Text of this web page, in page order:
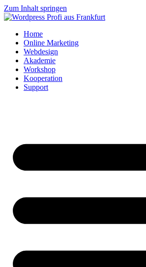
Zum Inhalt springen
Home
Online Marketing
Webdesign
Akademie
Workshop
Kooperation
Support